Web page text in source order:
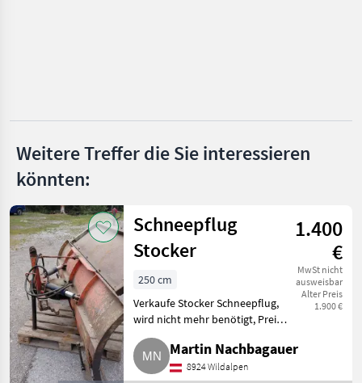
Alle 44
anzeigen
MARKTPLATZ
Marktplatz Händlerangebote Kleinanzeigen
Weitere Treffer die Sie interessieren
könnten:
Schneepflug
Stocker
1.400
€
MwSt nicht
ausweisbar
Alter Preis
1.900 €
250 cm
Verkaufe Stocker Schneepflug,
wird nicht mehr benötigt, Preis
VB. Traktorzubehör
SchneepflügeMartin Nachbagauer
8924 Wildalpen